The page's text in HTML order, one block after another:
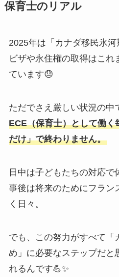
保育士のリアル
2025年は「カナダ移民氷河
ビザや永住権の取得はこれ
ています😓
ただでさえ厳しい状況の中
ECE（保育士）として働く
だけ」で終わりません。
日中は子どもたちの対応で
事後は将来のためにフラン
く日々。
でも、この努力がすべて「
め」に必要なステップだと
れるんです💪✨